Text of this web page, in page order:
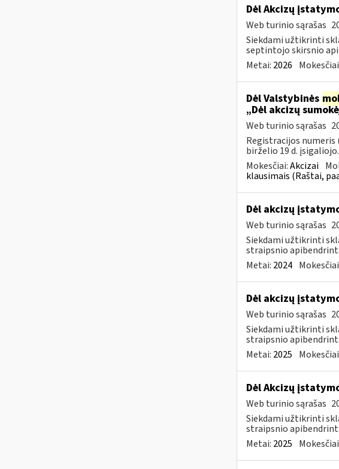
Dėl Akcizų
Web turinio sąrašas
Siekdami užtikrinti
septintojo skirsnio
Metai: 2026
Dėl Valstybinės
„Dėl akcizų
Web turinio sąrašas
Registracijos numeris
birželio 19 d.
Mokesčiai:Akcizai
klausimais (Raštai,
Dėl akcizų
Web turinio sąrašas
Siekdami užtikrinti
straipsnio
Metai: 2024
Dėl akcizų
Web turinio sąrašas
Siekdami užtikrinti
straipsnio
Metai: 2025
Dėl Akcizų
Web turinio sąrašas
Siekdami užtikrinti
straipsnio
Metai: 2025